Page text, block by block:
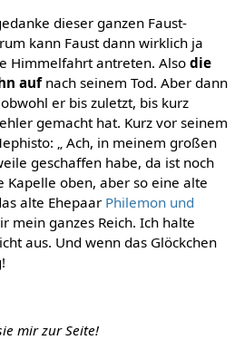
dieser ganzen Faust-
kann Faust dann wirklich ja
Himmelfahrt antreten. Also die
aufnach seinem Tod. Aber dann
er bis zuletzt, bis kurz
gemacht hat. Kurz vor seinem
„ Ach, in meinem großen
geschaffen habe, da ist noch
Kapelle oben, aber so eine alte
alte Ehepaar Philemon und
mein ganzes Reich. Ich halte
aus. Und wenn das Glöckchen
mir zur Seite!